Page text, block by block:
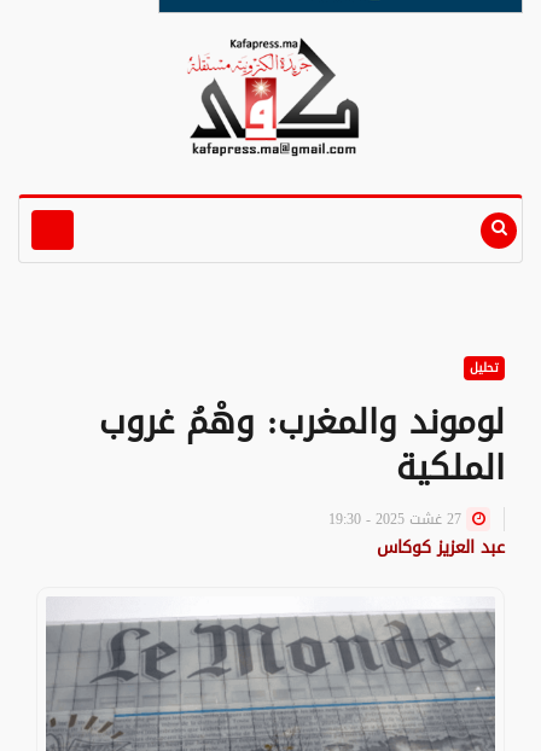
تحليل
لوموند والمغرب: وهْمُ غروب
الملكية
عبد العزيز كوكاس